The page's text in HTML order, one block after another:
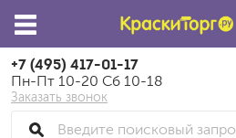
+7 (495) 417-01-17
Пн-Пт 10-20 Сб 10-18
Заказать звонок